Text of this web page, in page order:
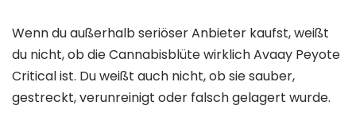
Wenn du außerhalb seriöser Anbieter kaufst, weißt
du nicht, ob die Cannabisblüte wirklich Avaay Peyote
Critical ist. Du weißt auch nicht, ob sie sauber,
gestreckt, verunreinigt oder falsch gelagert wurde.